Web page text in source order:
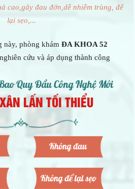
cao,gây đau đớn,dễ nhiễm trùng, để
lại sẹo,...
này, phòng khám ĐA KHOA 52
cứu và áp dụng thành công
Quy Đầu Công Nghệ Mới
LẤN TỐI THIỂU